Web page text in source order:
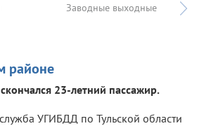
Заводные выходные
районе
23-летний пассажир.
УГИБДД по Тульской области